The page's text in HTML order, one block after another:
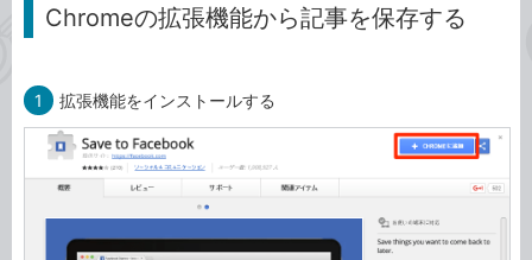
Chromeの拡張機能から記事を保存する
1 拡張機能をインストールする